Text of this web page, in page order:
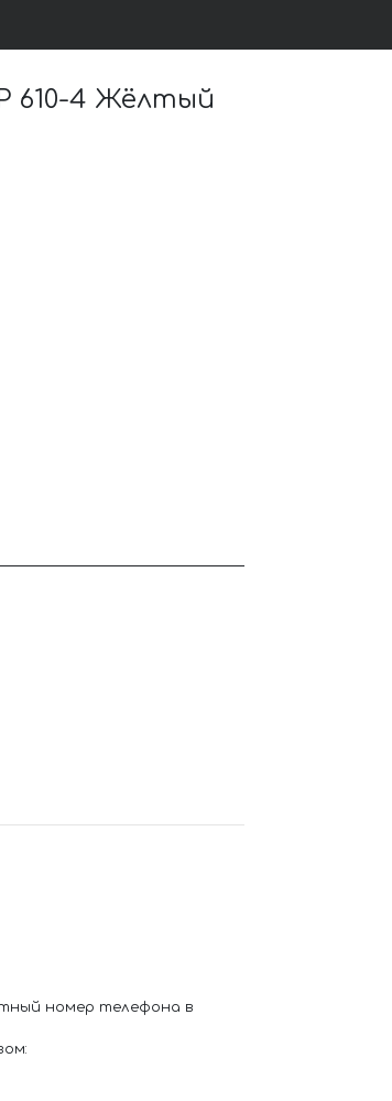
610-4 Жёлтый
номер телефона в